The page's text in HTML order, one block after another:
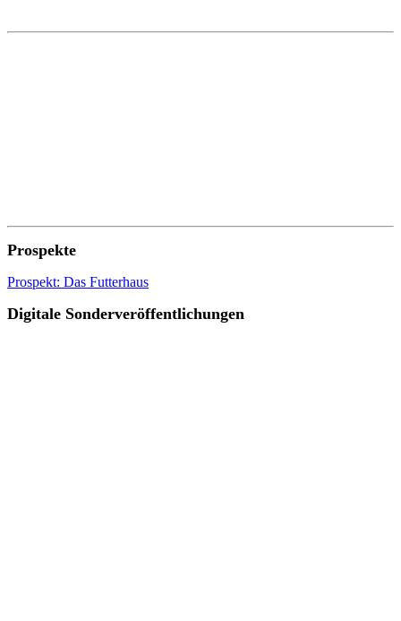
Prospekte
Prospekt: Das Futterhaus
Digitale Sonderveröffentlichungen